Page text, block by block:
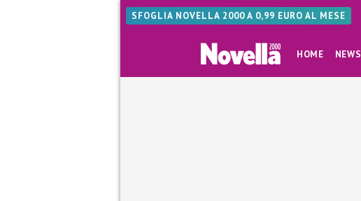
SFOGLIA NOVELLA 2000 A 0,99 EURO AL MESE
HOME NEWS